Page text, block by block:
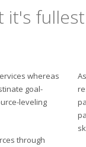
it's
whereas
goal-
leveling
through